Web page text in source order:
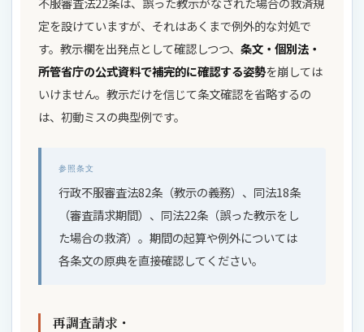
定を設けていますが、それはあくまで例外的な対処で
す。教示欄を出発点として確認しつつ、条文・個別法・
所管省庁の公式資料で補完的に確認する姿勢を崩しては
いけません。教示だけを信じて条文確認を省略するの
は、初動ミスの典型例です。
参照条文
行政不服審査法82条（教示の義務）、同法18条
（審査請求期間）、同法22条（誤った教示をし
た場合の救済）。期間の起算や例外については
各条文の原典を直接確認してください。
再調査請求・